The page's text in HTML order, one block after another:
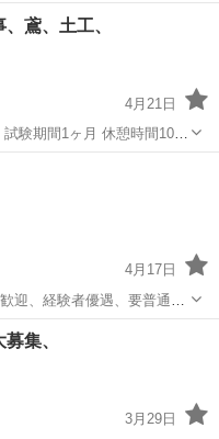
鳶、土工、
4月21日
資
4月17日
職
集、
3月29日